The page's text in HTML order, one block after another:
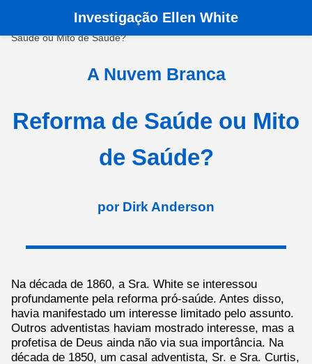
Pagina principala › Livros › A Nuvem Branca ›
Saúde ou Mito de Saúde?
Investigação Ellen White
A Nuvem Branca
Reforma de Saúde ou Mito
de Saúde?
por Dirk Anderson
Na década de 1860, a Sra. White se interessou
profundamente pela reforma pró-saúde. Antes disso,
havia manifestado um interesse limitado pelo assunto.
Outros adventistas haviam mostrado interesse, mas a
profetisa de Deus ainda não via sua importância. Na
década de 1850, um casal adventista, Sr. e Sra. Curtis,